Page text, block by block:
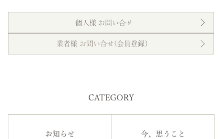
個人様 お問い合せ
業者様 お問い合せ(会員登録）
CATEGORY
お知らせ 今、思うこと